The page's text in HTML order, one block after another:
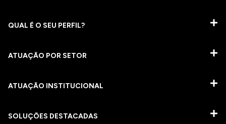
QUAL É O SEU PERFIL?
ATUAÇÃO POR SETOR
ATUAÇÃO INSTITUCIONAL
SOLUÇÕES DESTACADAS